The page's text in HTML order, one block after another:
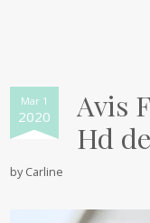
Mar 1
2020
Avis
Hd
byCarline